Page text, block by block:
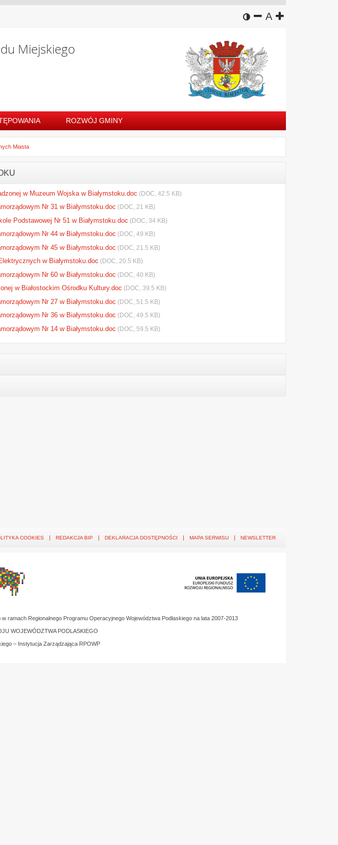
wersja kontrastowa
zmniejsz
Adomyślny
zwiększ
Miejskiego
ROZWÓJ GMINY
Miasta
w Muzeum Wojska w Białymstoku.doc (DOC, 42.5 KB)
Nr 31 w Białymstoku.doc (DOC, 21 KB)
Podstawowej Nr 51 w Białymstoku.doc (DOC, 34 KB)
Nr 44 w Białymstoku.doc (DOC, 49 KB)
Nr 45 w Białymstoku.doc (DOC, 21.5 KB)
w Białymstoku.doc (DOC, 20.5 KB)
Nr 60 w Białymstoku.doc (DOC, 40 KB)
w Białostockim Ośrodku Kultury.doc (DOC, 39.5 KB)
Nr 27 w Białymstoku.doc (DOC, 51.5 KB)
Nr 36 w Białymstoku.doc (DOC, 49.5 KB)
Nr 14 w Białymstoku.doc (DOC, 59.5 KB)
COOKIES REDAKCJA BIP DEKLARACJA DOSTĘPNOŚCI MAPA SERWISU NEWSLETTER
ramach Regionalnego Programu Operacyjnego Województwa Podlaskiego na lata 2007-2013
WOJEWÓDZTWA PODLASKIEGO
– Instytucja Zarządzająca RPOWP